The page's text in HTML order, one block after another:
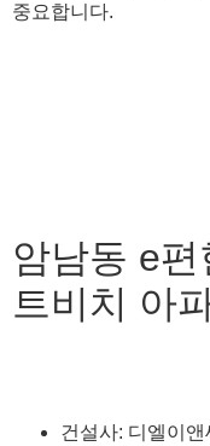
중요합니다.
암남동 e
트비치 아
건설사: 디엘이